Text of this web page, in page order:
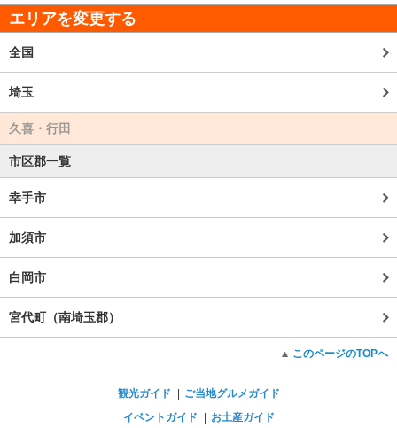
エリアを変更する
全国
埼玉
久喜・行田
市区郡一覧
幸手市
加須市
白岡市
宮代町（南埼玉郡）
このページのTOPへ
観光ガイド
ご当地グルメガイド
イベントガイド
お土産ガイド